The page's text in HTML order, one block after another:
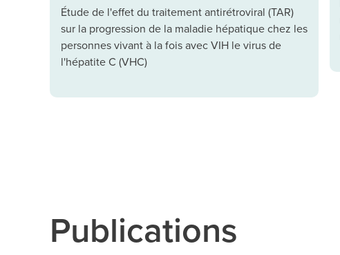
Étude de l'effet du traitement antirétroviral (TAR)
sur la progression de la maladie hépatique chez les
personnes vivant à la fois avec VIH le virus de
l'hépatite C (VHC)
Publications